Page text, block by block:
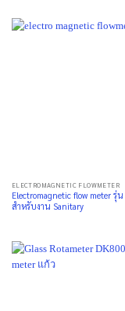
ELECTROMAGNETIC FLOWMETER
Electromagnetic flow meter รุ่น
สำหรับงาน Sanitary